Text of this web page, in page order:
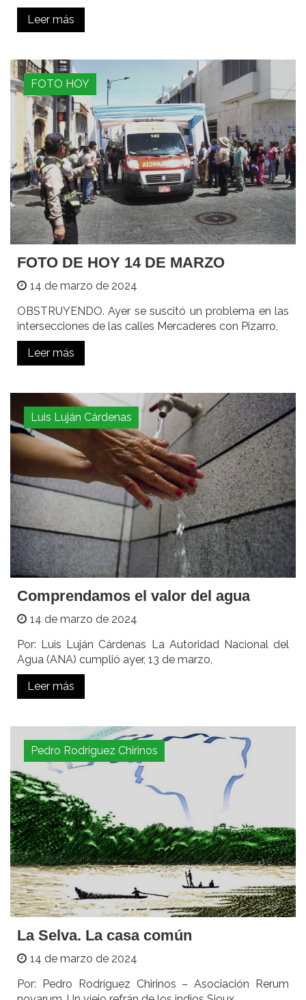
Leer más
FOTO HOY
FOTO DE HOY 14 DE MARZO
14 de marzo de 2024
OBSTRUYENDO. Ayer se suscitó un problema en las
intersecciones de las calles Mercaderes con Pizarro,
Leer más
Luis Luján Cárdenas
Comprendamos el valor del agua
14 de marzo de 2024
Por: Luis Luján Cárdenas La Autoridad Nacional del
Agua (ANA) cumplió ayer, 13 de marzo,
Leer más
Pedro Rodríguez Chirinos
La Selva. La casa común
14 de marzo de 2024
Por: Pedro Rodríguez Chirinos – Asociación Rerum